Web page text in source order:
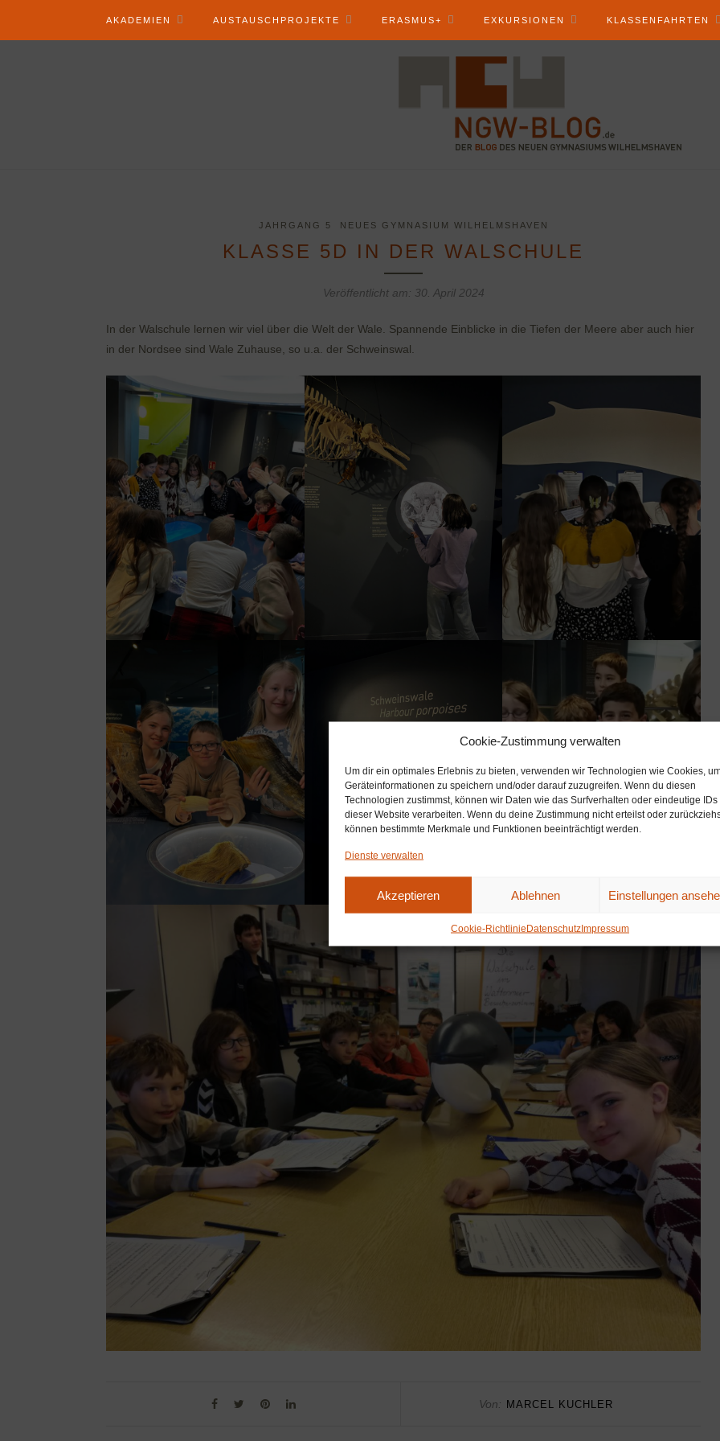
Cookie-Zustimmung verwalten
Um dir ein optimales Erlebnis zu bieten, verwenden wir Technologien wie Cookies,
Geräteinformationen zu speichern und/oder darauf zuzugreifen. Wenn du diesen
Technologien zustimmst, können wir Daten wie das Surfverhalten oder eindeutige IDs
dieser Website verarbeiten. Wenn du deine Zustimmung nicht erteilst oder
können bestimmte Merkmale und Funktionen beeinträchtigt werden.
Dienste verwalten
Akzeptieren Ablehnen Einstellungen
Cookie-RichtlinieDatenschutzImpressum
AKADEMIEN AUSTAUSCHPROJEKTE ERASMUS+ EXKURSIONEN KLASSENFAHRTEN
JAHRGANG 5 NEUES GYMNASIUM WILHELMSHAVEN
KLASSE 5D IN DER WALSCHULE
Veröffentlicht am: 30. April 2024
In der Walschule lernen wir viel über die Welt der Wale. Spannende Einblicke in die Tiefen der Meere aber auch hier
in der Nordsee sind Wale Zuhause, so u.a. der Schweinswal.
Von: MARCEL KUCHLER